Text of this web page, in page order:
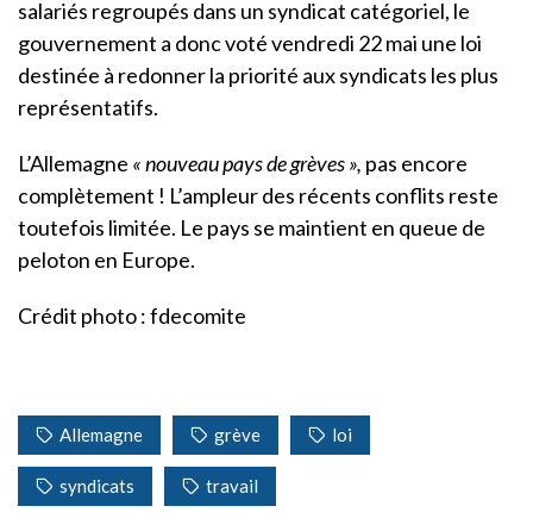
salariés regroupés dans un syndicat catégoriel, le
gouvernement a donc voté vendredi 22 mai une loi
destinée à redonner la priorité aux syndicats les plus
représentatifs.
L’Allemagne « nouveau pays de grèves », pas encore
complètement ! L’ampleur des récents conflits reste
toutefois limitée. Le pays se maintient en queue de
peloton en Europe.
Crédit photo : fdecomite
Allemagne grève loi
syndicats travail